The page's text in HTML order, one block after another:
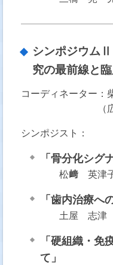
シンポジウムⅡ
究の最前線と
コーディネーター
シンポジスト：
「骨分化シグ
松﨑 英津
「歯内治療へ
土屋 志津
「硬組織・
て」